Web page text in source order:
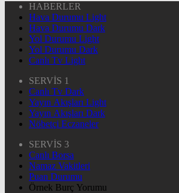
HABERLER
Hava Durumu Light
Hava Durumu Dark
Yol Durumu Light
Yol Durumu Dark
Canlı Tv Light
SERVİS 1
Canlı Tv Dark
Yayın Akışları Light
Yayın Akışları Dark
Nöbetçi Eczaneler
SERVİS 3
Canlı Borsa
Namaz Vakitleri
Puan Durumu
Örnek Burç Yorumu